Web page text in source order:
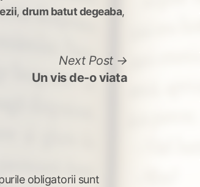
,drum batut degeaba,
Next Post
post:
Un vis de-o viata
obligatorii sunt